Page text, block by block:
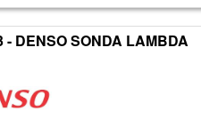
- DENSO SONDA LAMBDA